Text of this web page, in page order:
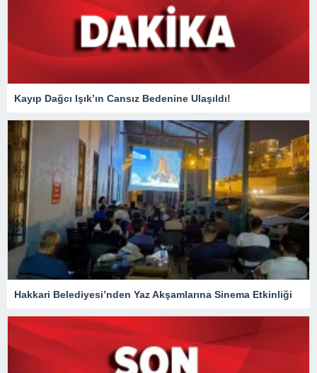
Kayıp Dağcı Işık’ın Cansız Bedenine Ulaşıldı!
Hakkari Belediyesi’nden Yaz Akşamlarına Sinema Etkinliği